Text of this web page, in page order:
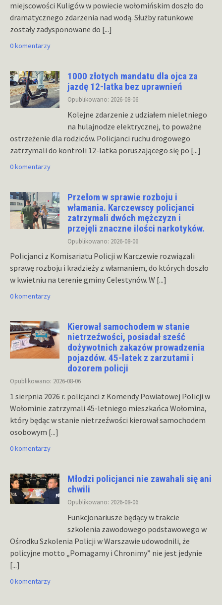
miejscowości Kuligów w powiecie wołomińskim doszło do
dramatycznego zdarzenia nad wodą. Służby ratunkowe
zostały zadysponowane do [...]
0 komentarzy
1000 złotych mandatu dla ojca za
jazdę 12-latka bez uprawnień
Opublikowano: 2026-08-06
Kolejne zdarzenie z udziałem nieletniego
na hulajnodze elektrycznej, to poważne
ostrzeżenie dla rodziców. Policjanci ruchu drogowego
zatrzymali do kontroli 12-latka poruszającego się po [...]
0 komentarzy
Przełom w sprawie rozboju i
włamania. Karczewscy policjanci
zatrzymali dwóch mężczyzn i
przejęli znaczne ilości narkotyków.
Opublikowano: 2026-08-06
Policjanci z Komisariatu Policji w Karczewie rozwiązali
sprawę rozboju i kradzieży z włamaniem, do których doszło
w kwietniu na terenie gminy Celestynów. W [...]
0 komentarzy
Kierował samochodem w stanie
nietrzeźwości, posiadał sześć
dożywotnich zakazów prowadzenia
pojazdów. 45-latek z zarzutami i
dozorem policji
Opublikowano: 2026-08-06
1 sierpnia 2026 r. policjanci z Komendy Powiatowej Policji w
Wołominie zatrzymali 45-letniego mieszkańca Wołomina,
który będąc w stanie nietrzeźwości kierował samochodem
osobowym [...]
0 komentarzy
Młodzi policjanci nie zawahali się ani
chwili
Opublikowano: 2026-08-06
Funkcjonariusze będący w trakcie
szkolenia zawodowego podstawowego w
Ośrodku Szkolenia Policji w Warszawie udowodnili, że
policyjne motto „Pomagamy i Chronimy” nie jest jedynie
[...]
0 komentarzy